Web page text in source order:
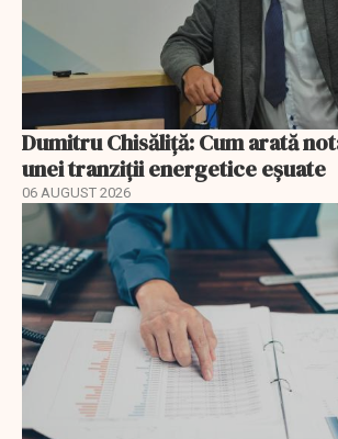
Dumitru Chisăliță: Cum arată
unei tranziții energetice eșuate
06 AUGUST 2026